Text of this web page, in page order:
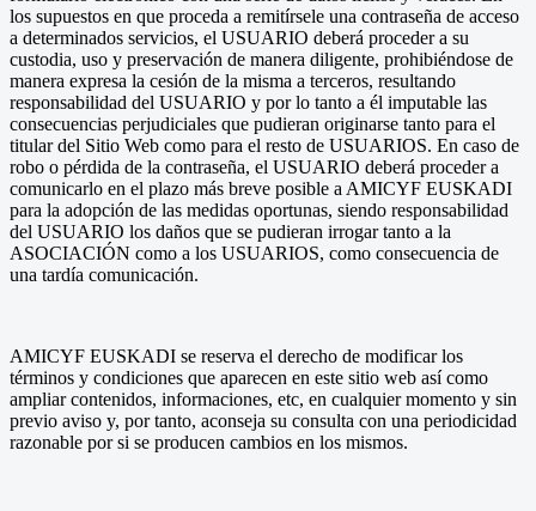
los supuestos en que proceda a remitírsele una contraseña de acceso
a determinados servicios, el USUARIO deberá proceder a su
custodia, uso y preservación de manera diligente, prohibiéndose de
manera expresa la cesión de la misma a terceros, resultando
responsabilidad del USUARIO y por lo tanto a él imputable las
consecuencias perjudiciales que pudieran originarse tanto para el
titular del Sitio Web como para el resto de USUARIOS. En caso de
robo o pérdida de la contraseña, el USUARIO deberá proceder a
comunicarlo en el plazo más breve posible a AMICYF EUSKADI
para la adopción de las medidas oportunas, siendo responsabilidad
del USUARIO los daños que se pudieran irrogar tanto a la
ASOCIACIÓN como a los USUARIOS, como consecuencia de
una tardía comunicación.
AMICYF EUSKADI se reserva el derecho de modificar los
términos y condiciones que aparecen en este sitio web así como
ampliar contenidos, informaciones, etc, en cualquier momento y sin
previo aviso y, por tanto, aconseja su consulta con una periodicidad
razonable por si se producen cambios en los mismos.